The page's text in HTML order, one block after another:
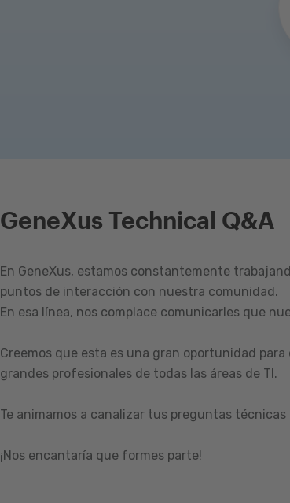
GeneXus Technical Q&A
En GeneXus, estamos constantemente
puntos de interacción con nuestra comunidad.
En esa línea, nos complace comunicarles que
Creemos que esta es una gran oportunidad
grandes profesionales de todas las áreas de TI.
Te animamos a canalizar tus preguntas
¡Nos encantaría que formes parte!